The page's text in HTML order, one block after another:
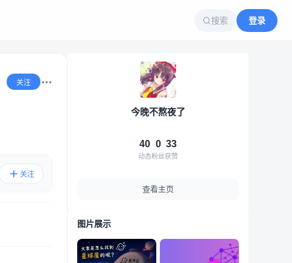
搜索 登录
关注
关注
今晚不熬夜了
40
动态
0
粉丝
33
获赞
查看主页
图片展示